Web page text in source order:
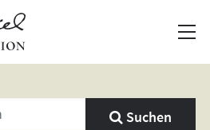
Suchen